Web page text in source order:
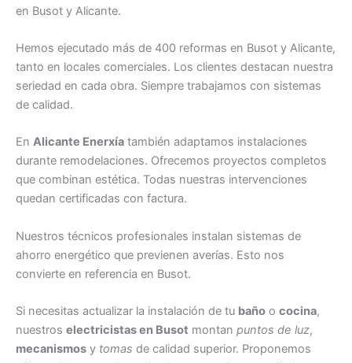
en Busot y Alicante.
Hemos ejecutado más de 400 reformas en Busot y Alicante,
tanto en locales comerciales. Los clientes destacan nuestra
seriedad en cada obra. Siempre trabajamos con sistemas
de calidad.
En Alicante Enerxía también adaptamos instalaciones
durante remodelaciones. Ofrecemos proyectos completos
que combinan estética. Todas nuestras intervenciones
quedan certificadas con factura.
Nuestros técnicos profesionales instalan sistemas de
ahorro energético que previenen averías. Esto nos
convierte en referencia en Busot.
Si necesitas actualizar la instalación de tu baño o cocina,
nuestros electricistas en Busot montan puntos de luz,
mecanismos y tomas de calidad superior. Proponemos